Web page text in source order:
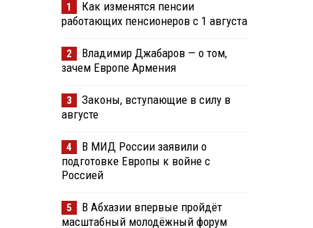
1
Как изменятся пенсии
работающих пенсионеров с 1 августа
2
Владимир Джабаров — о том,
зачем Европе Армения
3
Законы, вступающие в силу в
августе
4
В МИД России заявили о
подготовке Европы к войне с
Россией
5
В Абхазии впервые пройдёт
масштабный молодёжный форум